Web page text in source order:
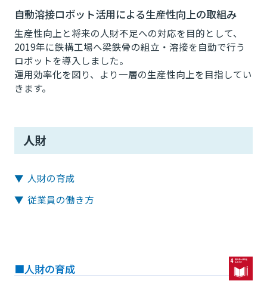
自動溶接ロボット活用による生産性向上の取組み
生産性向上と将来の人財不足への対応を目的として、
2019年に鉄構工場へ梁鉄骨の組立・溶接を自動で行う
ロボットを導入しました。
運用効率化を図り、より一層の生産性向上を目指してい
きます。
人財
▼ 人財の育成
▼ 従業員の働き方
■人財の育成